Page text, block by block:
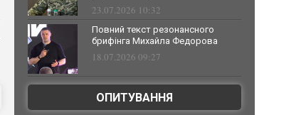
23.07.2026 10:32
Повний текст резонансного
брифінга Михайла Федорова
18.07.2026 09:27
ОПИТУВАННЯ